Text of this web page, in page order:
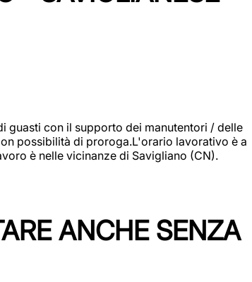
guasti con il supporto dei manutentori / delle
possibilità di proroga.L'orario lavorativo è a
è nelle vicinanze di Savigliano (CN).
ANCHE SENZA